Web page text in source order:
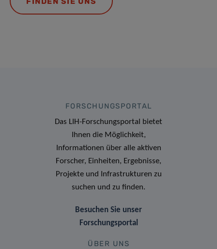
FORSCHUNGSPORTAL
Das LIH-Forschungsportal bietet
Ihnen die Möglichkeit,
Informationen über alle aktiven
Forscher, Einheiten, Ergebnisse,
Projekte und Infrastrukturen zu
suchen und zu finden.
Besuchen Sie unser
Forschungsportal
ÜBER UNS